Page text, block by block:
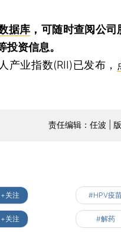
据库 ，可随时查阅公司
投资信息。
业指数(RII)已发布，
责任编辑：任波 |
+关注 #HPV疫
+关注 #解药